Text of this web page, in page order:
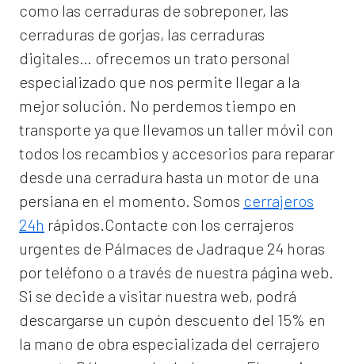
como las cerraduras de sobreponer, las
cerraduras de gorjas, las cerraduras
digitales… ofrecemos un trato personal
especializado que nos permite llegar a la
mejor solución. No perdemos tiempo en
transporte ya que llevamos un taller móvil con
todos los recambios y accesorios para reparar
desde una cerradura hasta un motor de una
persiana en el momento. Somos cerrajeros
24h rápidos.Contacte con los cerrajeros
urgentes de Pálmaces de Jadraque 24 horas
por teléfono o a través de nuestra página web.
Si se decide a visitar nuestra web, podrá
descargarse un cupón descuento del 15% en
la mano de obra especializada del cerrajero